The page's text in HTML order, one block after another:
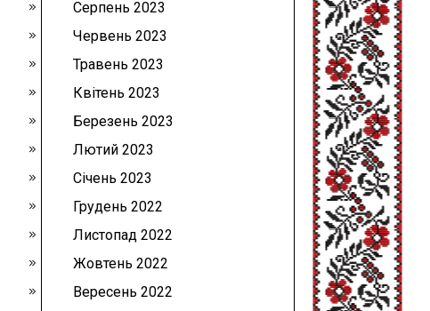
Серпень 2023
Червень 2023
Травень 2023
Квітень 2023
Березень 2023
Лютий 2023
Січень 2023
Грудень 2022
Листопад 2022
Жовтень 2022
Вересень 2022